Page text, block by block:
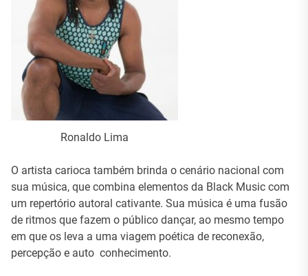
Ronaldo Lima
O artista carioca também brinda o cenário nacional com
sua música, que combina elementos da Black Music com
um repertório autoral cativante. Sua música é uma fusão
de ritmos que fazem o público dançar, ao mesmo tempo
em que os leva a uma viagem poética de reconexão,
percepção e auto conhecimento.